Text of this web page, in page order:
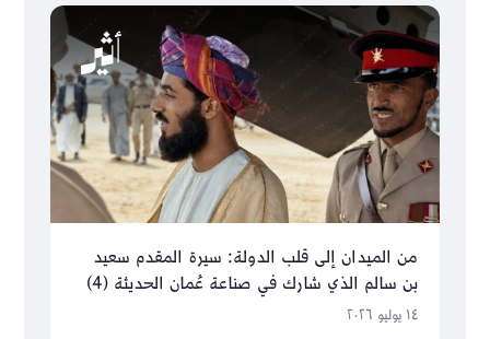
من الميدان إلى قلب الدولة: سيرة المقدم سعيد
بن سالم الذي شارك في صناعة عُمان الحديثة (4)
١٤ يوليو ٢٠٢٦